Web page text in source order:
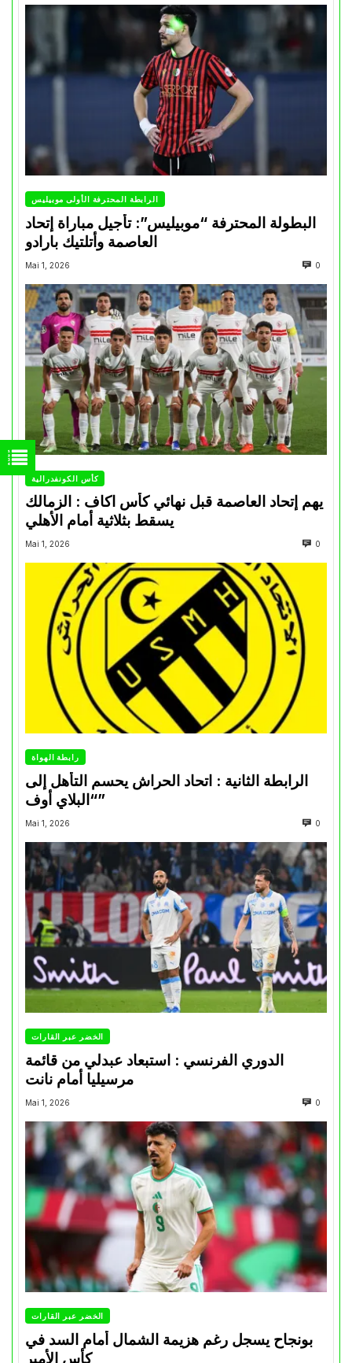
الرابطة المحترفة الأولى موبيليس
البطولة المحترفة “موبيليس”: تأجيل مباراة إتحاد
العاصمة وأتلتيك بارادو
Mai 1, 2026 0
كأس الكونفدرالية
يهم إتحاد العاصمة قبل نهائي كأس اكاف : الزمالك
Mai 1, 2026 0
رابطة الهواة
الرابطة الثانية : اتحاد الحراش يحسم التأهل إلى
“البلاي أوف”
Mai 1, 2026 0
الخضر عبر القارات
الدوري الفرنسي : استبعاد عبدلي من قائمة
مرسيليا أمام نانت
Mai 1, 2026 0
الخضر عبر القارات
بونجاح يسجل رغم هزيمة الشمال أمام السد في
كأس الأمير